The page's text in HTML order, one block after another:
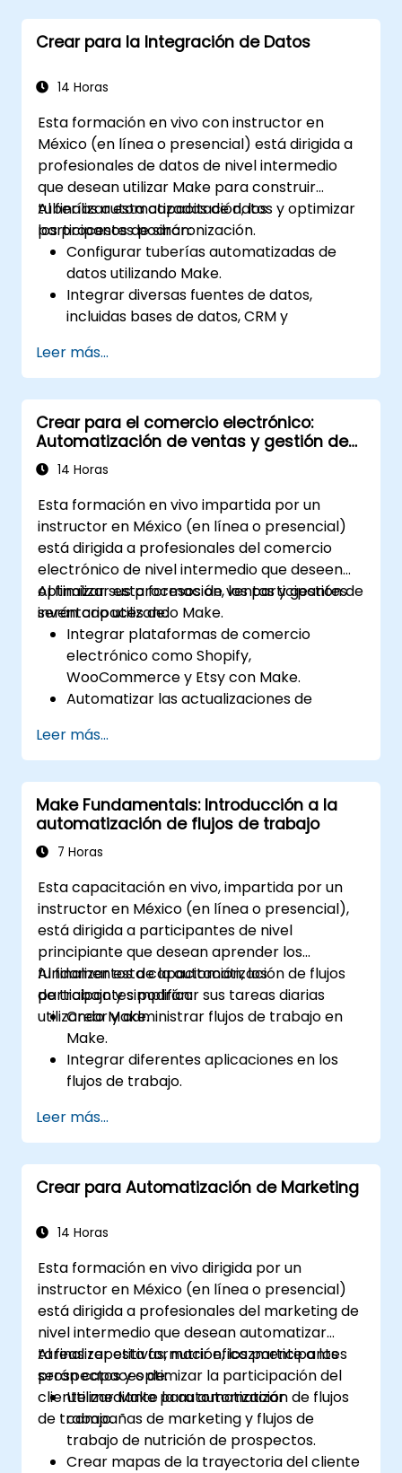
generación de informes mediante
automatización.
Crear para la Integración de Datos
14 Horas
Esta formación en vivo con instructor en
México (en línea o presencial) está dirigida a
profesionales de datos de nivel intermedio
que desean utilizar Make para construir
tuberías automatizadas de datos y optimizar
los procesos de sincronización.
Al finalizar esta capacitación, los
participantes podrán:
Configurar tuberías automatizadas de
datos utilizando Make.
Integrar diversas fuentes de datos,
incluidas bases de datos, CRM y
Implementar sincronización y
transformación de datos en tiempo real.
Optimizar y solucionar problemas en los
flujos de trabajo de automatización.
Leer más...
Crear para el comercio electrónico:
Automatización de ventas y gestión de
inventario
14 Horas
Esta formación en vivo impartida por un
instructor en México (en línea o presencial)
está dirigida a profesionales del comercio
electrónico de nivel intermedio que deseen
optimizar sus procesos de ventas y gestión de
inventario utilizando Make.
Al finalizar esta formación, los participantes
serán capaces de:
Integrar plataformas de comercio
electrónico como Shopify,
WooCommerce y Etsy con Make.
Automatizar las actualizaciones de
múltiples plataformas.
Configurar flujos de trabajo
automatizados para la comunicación y el
soporte al cliente.
Optimizar las ventas y la gestión del
inventario mediante estrategias
Leer más...
Make Fundamentals: Introducción a la
automatización de flujos de trabajo
7 Horas
Esta capacitación en vivo, impartida por un
instructor en México (en línea o presencial),
está dirigida a participantes de nivel
principiante que desean aprender los
fundamentos de la automatización de flujos
de trabajo y simplificar sus tareas diarias
utilizando Make.
Al finalizar esta capacitación, los
participantes podrán:
Crear y administrar flujos de trabajo en
Make.
Integrar diferentes aplicaciones en los
flujos de trabajo.
sincronización de datos, notificaciones y
gestión de archivos.
Comprender cómo utilizar plantillas
predefinidas y crear flujos de trabajo
Aprender a solucionar problemas y
Leer más...
Crear para Automatización de Marketing
14 Horas
Esta formación en vivo dirigida por un
instructor en México (en línea o presencial)
está dirigida a profesionales del marketing de
nivel intermedio que desean automatizar
tareas repetitivas, nutrir eficazmente a los
prospectos y optimizar la participación del
cliente mediante la automatización de flujos
de trabajo.
Al finalizar esta formación, los participantes
serán capaces de:
Utilizar Make para automatizar
campañas de marketing y flujos de
trabajo de nutrición de prospectos.
Crear mapas de la trayectoria del cliente